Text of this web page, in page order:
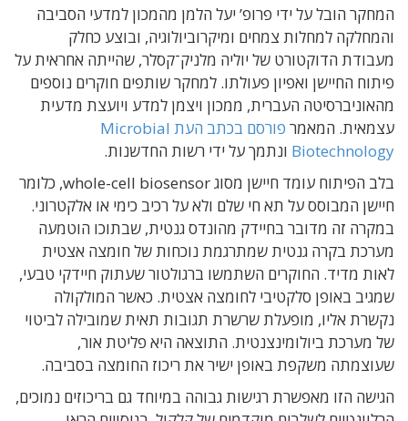
המחקר הובל על ידי פרופ’ יעל הלמן מהמכון למדעי הסביבה
והמחלקה למחלות צמחים ומיקרוביולוגיה, ובוצע כחלק
מעבודת הדוקטורט של יוליה מלניק־קסלר, שהייתה אחראית על
פיתוח החיישן ואפיון פעולתו. למחקר שותפים חוקרים נוספים
מהאוניברסיטה העברית, ממכון ויצמן למדע ויועצת מדעית
עצמאית. המאמר
פורסם בכתב העת Microbial
Biotechnology ונתמך על ידי רשות החדשנות.
בלב הפיתוח עומד חיישן מסוג whole-cell biosensor, כלומר
חיישן המבוסס על תא חי שלם ולא על רכיב כימי או אלקטרוני.
במקרה זה מדובר בחיידק מהונדס גנטית, שבתוכו הוטמעה
מערכת בקרה גנטית שמתרגמת נוכחות של חומצה אצטית
לאות מדיד. החוקרים השתמשו ברגולטור שעתוק חיידקי טבעי,
שמגיב באופן סלקטיבי לחומצה אצטית. כאשר המולקולה
נקשרת אליו, מופעלת שרשרת תגובות תאית שמובילה לביטוי
של מערכת ביולומינצנטית. התוצאה היא פליטת אור,
שעוצמתה משקפת באופן ישיר את ריכוז החומצה בסביבה.
הגישה הזו מאפשרת רגישות גבוהה במיוחד גם בריכוזים נמוכים,